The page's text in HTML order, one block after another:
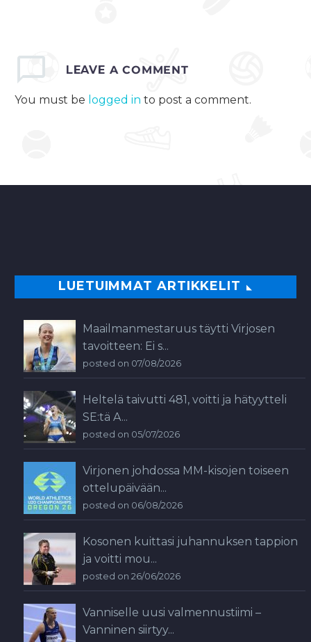
LEAVE A COMMENT
You must be logged in to post a comment.
LUETUIMMAT ARTIKKELIT
Maailmanmestaruus täytti Virjosen
tavoitteen: Ei s...
posted on 07/08/2026
Heltelä taivutti 481, voitti ja hätyytteli
SE:tä A...
posted on 05/07/2026
Virjonen johdossa MM-kisojen toiseen
ottelupäivään...
posted on 06/08/2026
Kosonen kuittasi juhannuksen tappion
ja voitti mou...
posted on 26/06/2026
Vanniselle uusi valmennustiimi –
Vanninen siirtyy...